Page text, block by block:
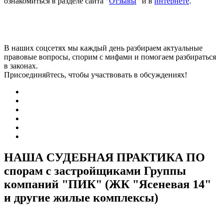
В наших соцсетях мы каждый день разбираем актуальные
правовые вопросы, спорим с мифами и помогаем разбираться
в законах.
Присоединяйтесь, чтобы участвовать в обсуждениях!
НАША СУДЕБНАЯ ПРАКТИКА ПО
спорам с застройщиками Группы
компаний "ПИК" (ЖК "Ясеневая 14"
и другие жилые комплексы)